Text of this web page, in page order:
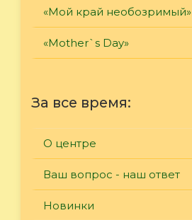
«Мой край необозримый»
«Mother`s Day»
За все время:
О центре
Ваш вопрос - наш ответ
Новинки